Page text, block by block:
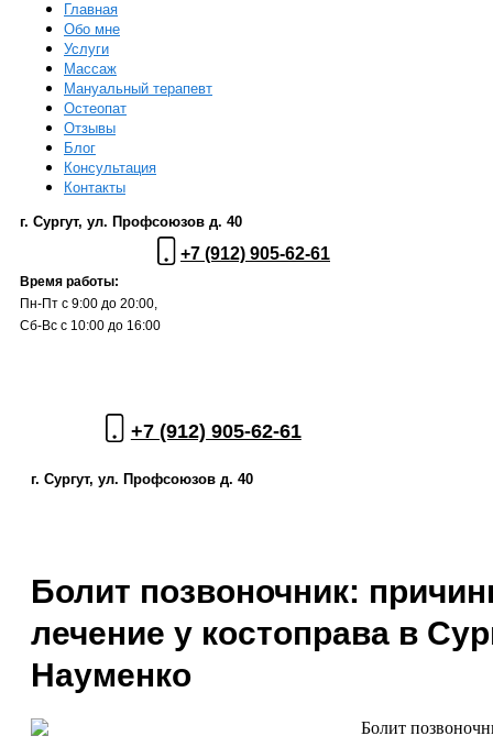
Главная
Обо мне
Услуги
Массаж
Мануальный терапевт
Остеопат
Отзывы
Блог
Консультация
Контакты
г. Сургут, ул. Профсоюзов д. 40
+7 (912) 905-62-61
Время работы:
Пн-Пт с 9:00 до 20:00,
Сб-Вс с 10:00 до 16:00
+7 (912) 905-62-61
г. Сургут, ул. Профсоюзов д. 40
Болит позвоночник:
лечение у костоправа в
Науменко